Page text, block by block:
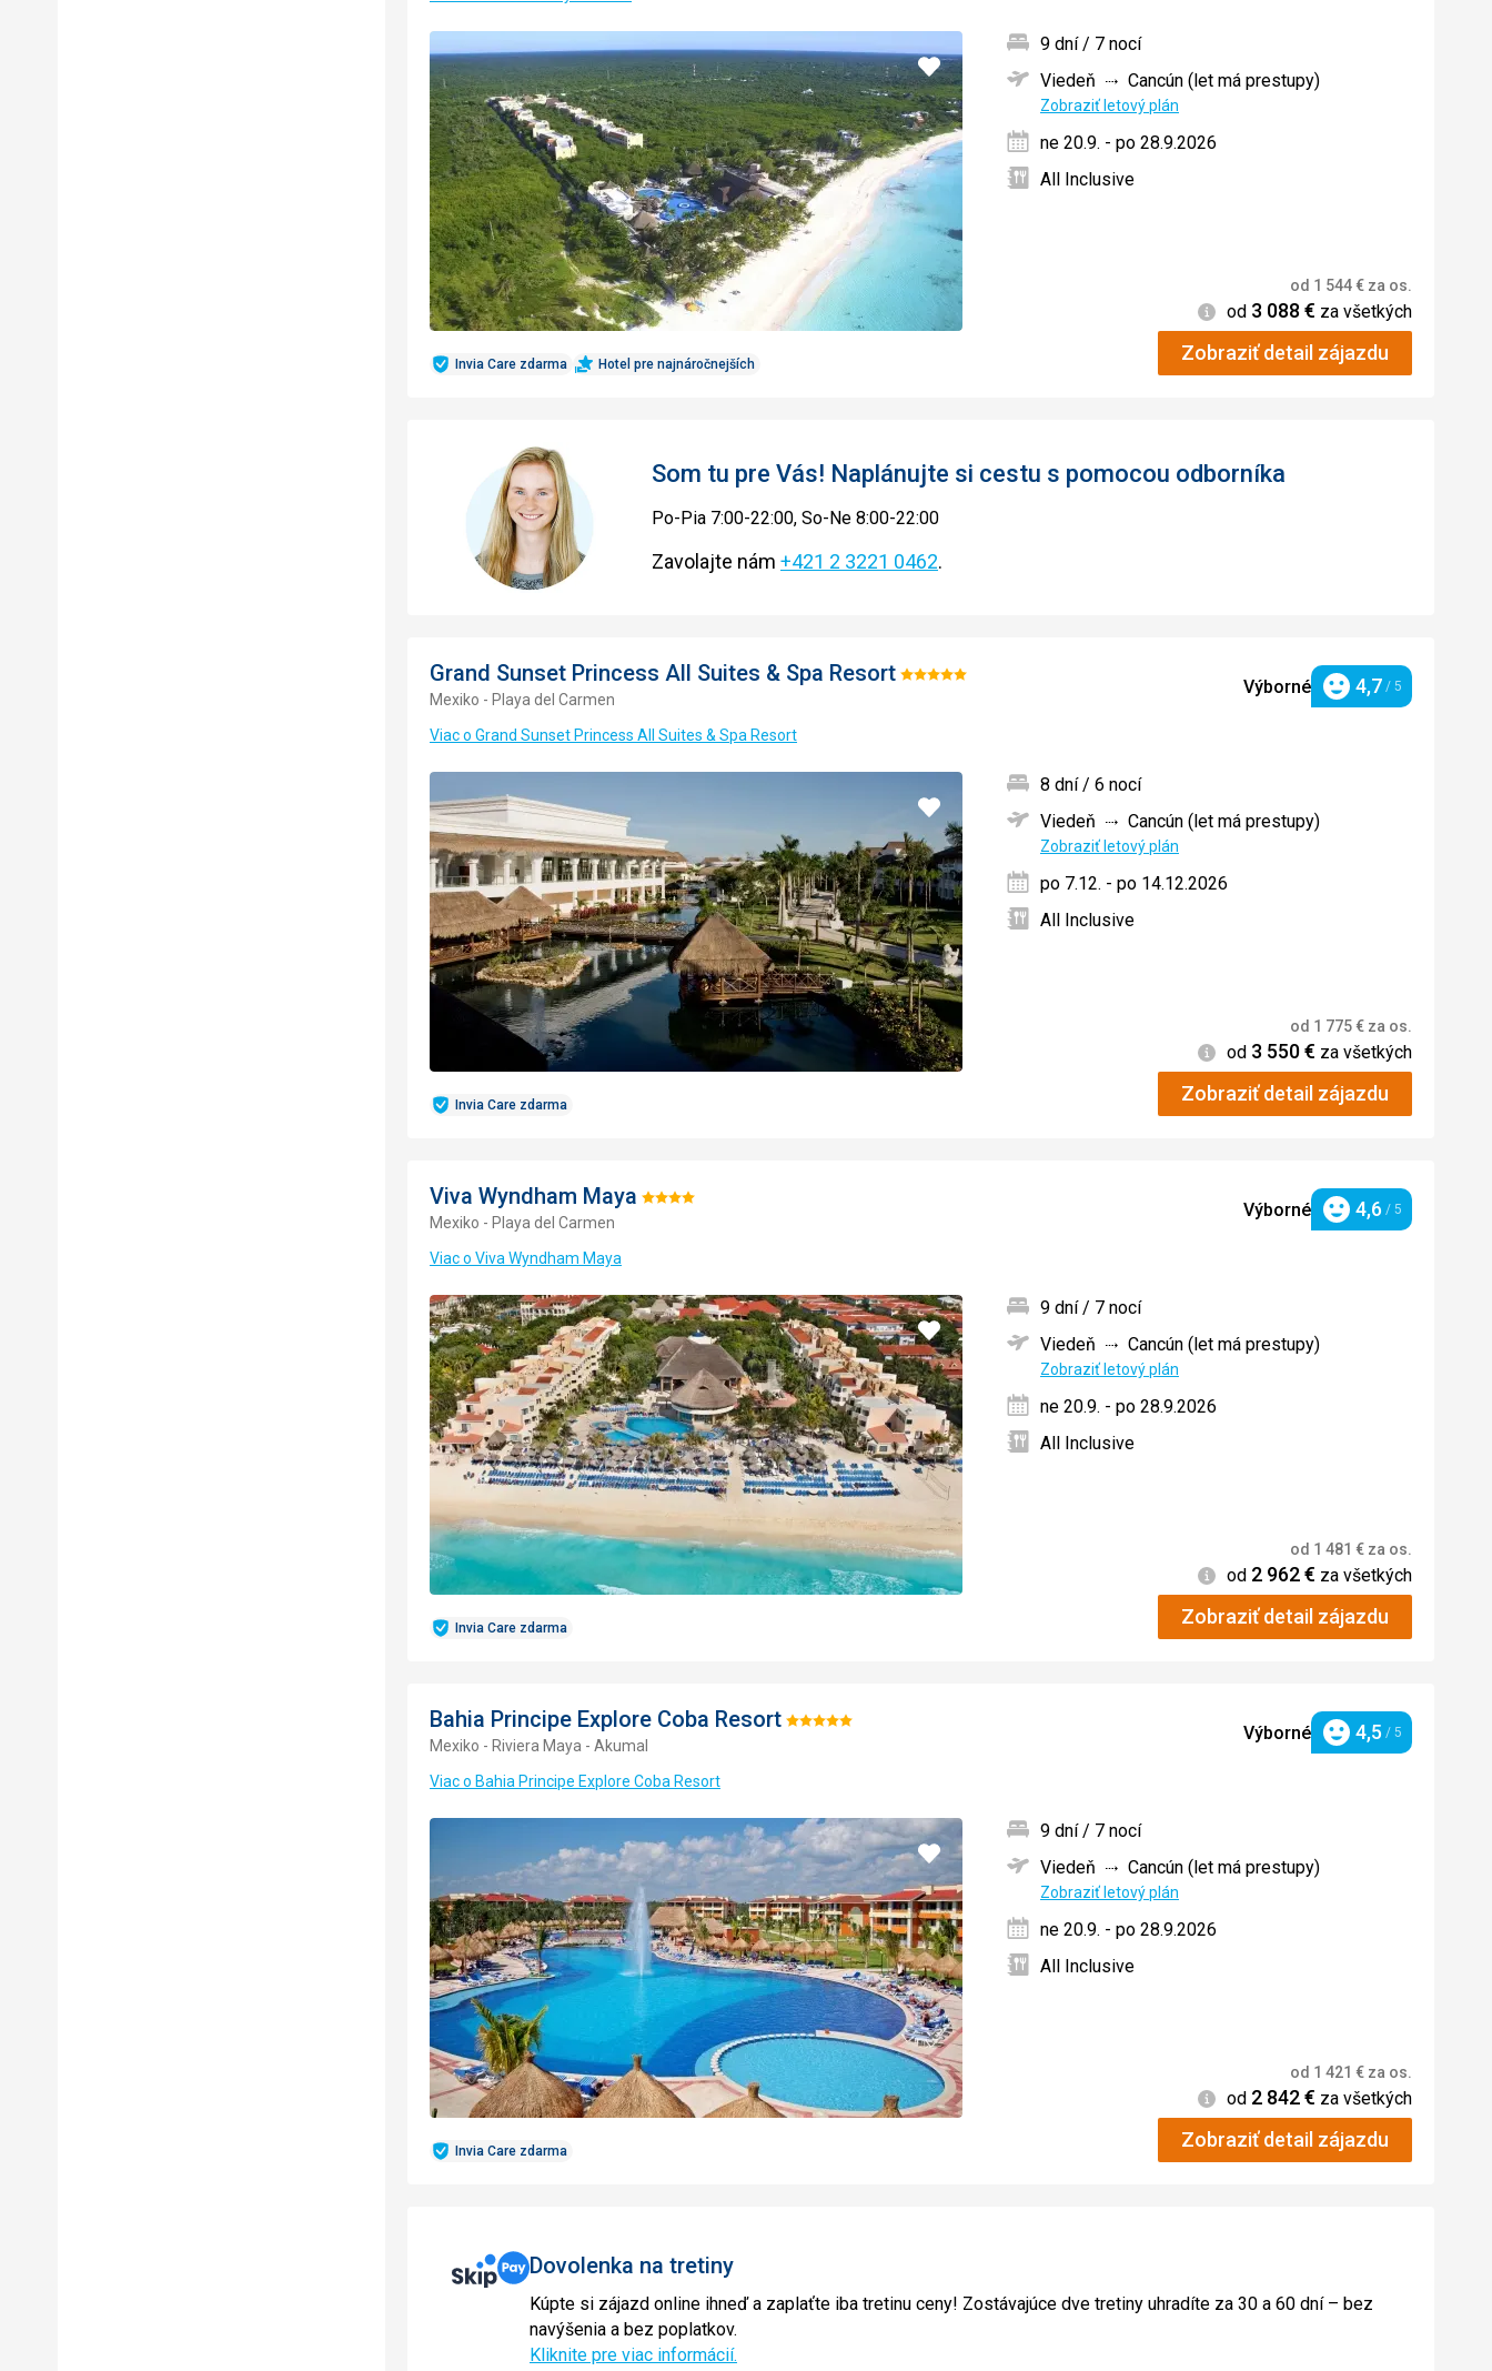
Pridať
do
obľúbených
Invia Care zdarma Hotel pre najnáročnejších
9 dní / 7 nocí
Viedeň
Cancún (let má prestupy)
Zobraziť letový plán
ne 20.9. - po 28.9.2026
All Inclusive
od 1 544€ za os.
Informácie
od 3 088 € za všetkých
Zobraziť detail zájazdu
Som tu pre Vás! Naplánujte si cestu s pomocou odborníka
Po-Pia 7:00-22:00, So-Ne 8:00-22:00
Zavolajte nám +421 2 3221 0462.
Grand Sunset Princess All Suites & Spa Resort Hodnotenie:
Mexiko - Playa del Carmen
Výborné Hodnotenie
4,7 / 5
Viac o Grand Sunset Princess All Suites & Spa Resort
Pridať
do
obľúbených
Invia Care zdarma
8 dní / 6 nocí
Viedeň
Cancún (let má prestupy)
Zobraziť letový plán
po 7.12. - po 14.12.2026
All Inclusive
od 1 775€ za os.
Informácie
od 3 550€ za všetkých
Zobraziť detail zájazdu
Viva Wyndham Maya Hodnotenie:
Mexiko - Playa del Carmen
Výborné Hodnotenie
4,6 / 5
Viac o Viva Wyndham Maya
Pridať
do
obľúbených
Invia Care zdarma
9 dní / 7 nocí
Viedeň
Cancún (let má prestupy)
Zobraziť letový plán
ne 20.9. - po 28.9.2026
All Inclusive
od 1 481 € za os.
Informácie
od 2 962€ za všetkých
Zobraziť detail zájazdu
Bahia Principe Explore Coba Resort Hodnotenie:
Mexiko - Riviera Maya - Akumal
Výborné Hodnotenie
4,5 / 5
Viac o Bahia Principe Explore Coba Resort
Pridať
do
obľúbených
Invia Care zdarma
9 dní / 7 nocí
Viedeň
Cancún (let má prestupy)
Zobraziť letový plán
ne 20.9. - po 28.9.2026
All Inclusive
od 1 421 € za os.
Informácie
od 2 842€ za všetkých
Zobraziť detail zájazdu
Dovolenka na tretiny
Kúpte si zájazd online ihneď a zaplaťte iba tretinu ceny! Zostávajúce dve tretiny uhradíte za 30 a 60 dní – bez
navýšenia a bez poplatkov.
Kliknite pre viac informácií.